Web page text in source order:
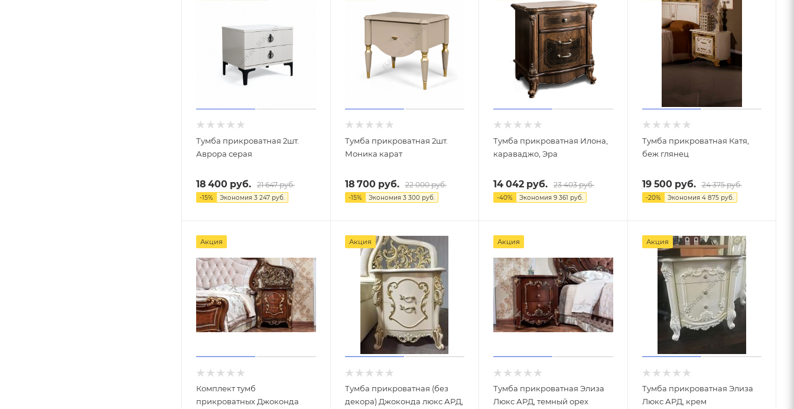
Тумба прикроватная 2шт.
Аврора серая
18 400 руб. 21 647руб.
-15% Экономия 3 247 руб.
Тумба прикроватная 2шт.
Моника карат
18 700 руб. 22 000руб.
-15% Экономия 3 300руб.
Тумба прикроватная Илона,
караваджо, Эра
14 042 руб. 23 403руб.
-40% Экономия 9 361 руб.
Тумба прикроватная Катя,
беж глянец
19 500 руб. 24 375руб.
-20% Экономия 4 875руб.
Акция
Комплект тумб
прикроватных Джоконда
Акция
Тумба прикроватная (без
декора) Джоконда люкс АРД,
Акция
Тумба прикроватная Элиза
Люкс АРД, темный орех
Акция
Тумба прикроватная Элиза
Люкс АРД, крем